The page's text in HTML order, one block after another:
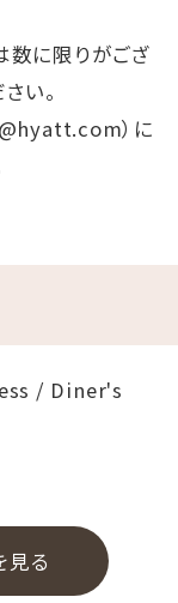
数に限りがござ
い。
）に
/ Diner's
見る